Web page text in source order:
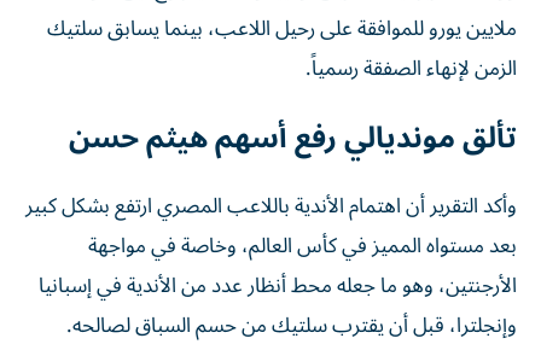
ملايين يورو للموافقة على رحيل اللاعب، بينما يسابق سلتيك
الزمن لإنهاء الصفقة رسمياً.
تألق مونديالي رفع أسهم هيثم حسن
وأكد التقرير أن اهتمام الأندية باللاعب المصري ارتفع بشكل كبير
بعد مستواه المميز في كأس العالم، وخاصة في مواجهة
الأرجنتين، وهو ما جعله محط أنظار عدد من الأندية في إسبانيا
وإنجلترا، قبل أن يقترب سلتيك من حسم السباق لصالحه.